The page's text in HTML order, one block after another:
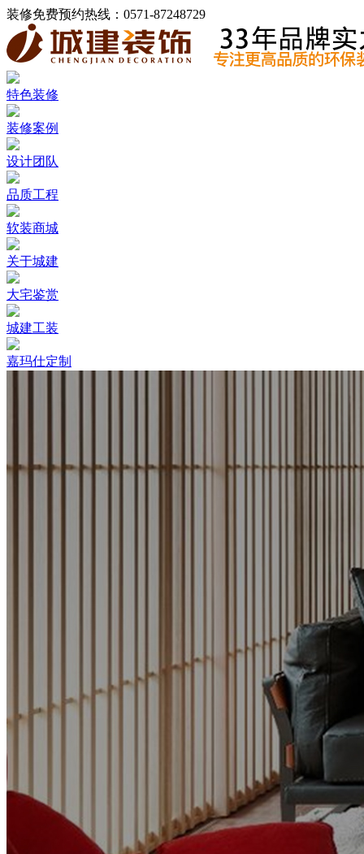
装修免费预约热线： 0571-87248729
特色装修
装修案例
设计团队
品质工程
软装商城
关于城建
大宅鉴赏
城建工装
嘉玛仕定制